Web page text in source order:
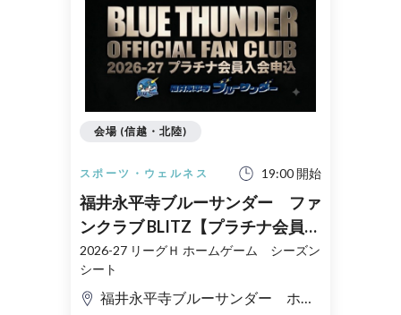
スポーツ・ウェルネス 19:00 開始
福井永平寺ブルーサンダー ファ
ンクラブ BLITZ【プラチナ会員】
2026-27入会申込
2026-27 リーグＨ ホームゲーム シーズン
シート
福井永平寺ブルーサンダー ホームゲーム会場
会場 (信越・北陸)